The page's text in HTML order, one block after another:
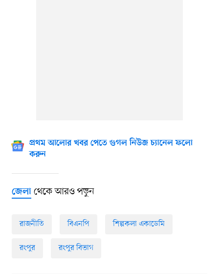
প্রথম আলোর খবর পেতে গুগল নিউজ চ্যানেল ফলো
করুন
জেলাথেকে আরও পড়ুন
রাজনীতি বিএনপি শিল্পকলা একাডেমি
রংপুর রংপুর বিভাগ